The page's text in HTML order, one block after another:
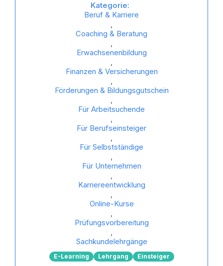
Kategorie:
Beruf & Karriere
,
Coaching & Beratung
,
Erwachsenenbildung
,
Finanzen & Versicherungen
,
Förderungen & Bildungsgutschein
,
Für Arbeitsuchende
,
Für Berufseinsteiger
,
Für Selbstständige
,
Für Unternehmen
,
Karriereentwicklung
,
Online-Kurse
,
Prüfungsvorbereitung
,
Sachkundelehrgänge
E-Learning Lehrgang Einsteiger